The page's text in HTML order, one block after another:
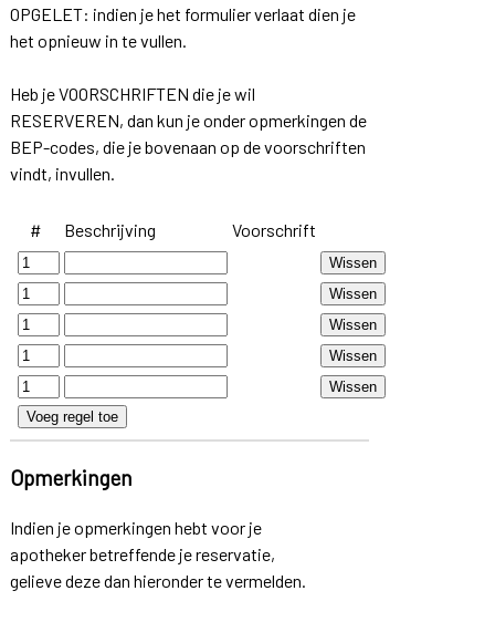
OPGELET: indien je het formulier verlaat dien je
het opnieuw in te vullen.
Heb je VOORSCHRIFTEN die je wil
RESERVEREN, dan kun je onder opmerkingen de
BEP-codes, die je bovenaan op de voorschriften
vindt, invullen.
# Beschrijving Voorschrift
Opmerkingen
Indien je opmerkingen hebt voor je
apotheker betreffende je reservatie,
gelieve deze dan hieronder te vermelden.